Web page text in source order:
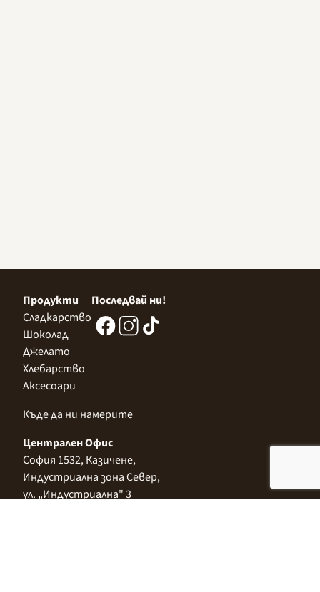
Продукти
Сладкарство
Шоколад
Джелато
Хлебарство
Аксесоари
Последвай ни!
Къде да ни намерите
Централен Офис
София 1532, Казичене,
Индустриална зона Север,
ул. „Индустриална" 3